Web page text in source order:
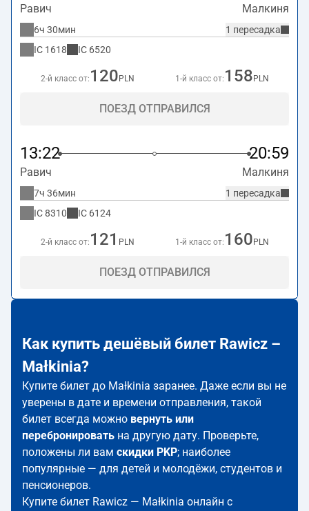
Равич Малкиня
1 пересадка
6ч 30мин
IC 1618 IC 6520
2-й класс от: 120 PLN 1-й класс от: 158 PLN
ПОЕЗД ОТПРАВИЛСЯ
13:22 20:59
Равич Малкиня
1 пересадка
7ч 36мин
IC8310 IC 6124
2-й класс от: 121 PLN 1-й класс от: 160 PLN
ПОЕЗД ОТПРАВИЛСЯ
Как купить дешёвый билет Rawicz –
Małkinia?
Купите билет до Małkinia заранее. Даже если вы не
уверены в дате и времени отправления, такой
билет всегда можно вернуть или
перебронировать на другую дату. Проверьте,
положены ли вам скидки PKP; наиболее
популярные — для детей и молодёжи, студентов и
пенсионеров.
Купите билет Rawicz — Małkinia онлайн с